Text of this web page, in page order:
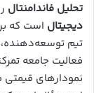
تحلیل فاندامنتال
دیجیتال است که
تیم توسعه‌دهنده،
فعالیت جامعه
نمودارهای قیمتی